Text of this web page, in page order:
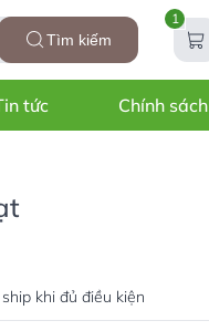
Tìm kiếm
1
tức Chính sách
khi đủ điều kiện